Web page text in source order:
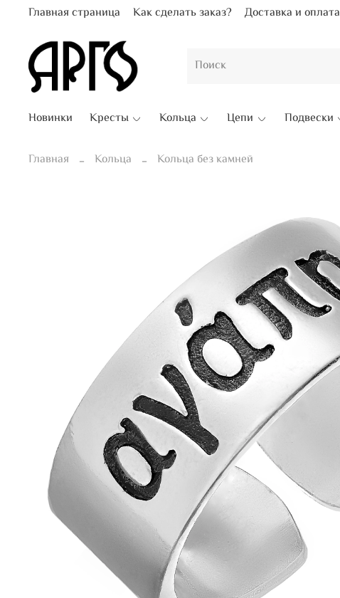
Главная страница Как сделать заказ? Доставка и оплата
Новинки Кресты Кольца Цепи Подвески
Главная Кольца Кольца без камней